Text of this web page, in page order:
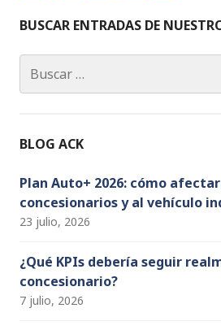
c
e
b
o
a
g
ra
k
e
dI
it
te
r
u
T
u
h
a
n
BUSCAR ENTRADAS DE
BLOG ACK
Plan Auto+ 2026: cómo
concesionarios y al vehículo
23 julio, 2026
¿Qué KPIs debería seguir
concesionario?
7 julio, 2026